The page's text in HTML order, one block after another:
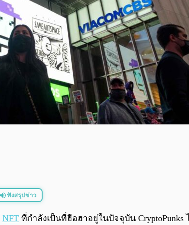
ฟังสรุปข่าว
NFT ที่กำลังเป็นที่ฮือฮาอยู่ในปัจจุบัน